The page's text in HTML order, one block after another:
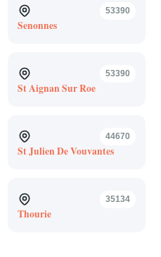
53390
Senonnes
53390
St Aignan Sur Roe
44670
St Julien De Vouvantes
35134
Thourie